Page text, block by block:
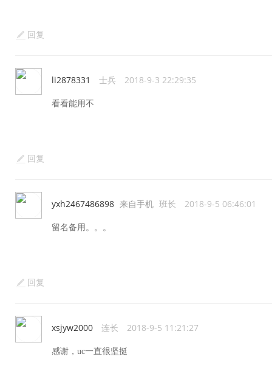
回复
li2878331 士兵 2018-9-3 22:29:35
看看能用不
回复
yxh2467486898 来自手机 班长 2018-9-5 06:46:01
留名备用。。。
回复
xsjyw2000 连长 2018-9-5 11:21:27
感谢，uc一直很坚挺